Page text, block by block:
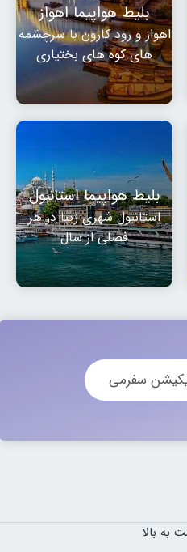
بلیط هواپیما اهواز
اهواز و رود کارون با سرچشمه
های کوه های بختیاری
بلیط هواپیما استانبول
استانبول شهری زیبا در هر
فصلی از سال
سفرمی